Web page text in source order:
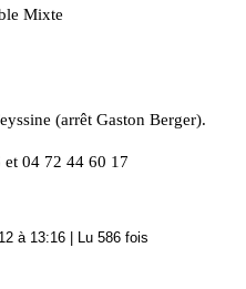
Mixte
(arrêt Gaston Berger).
et 04 72 44 60 17
à 13:16 | Lu 586 fois